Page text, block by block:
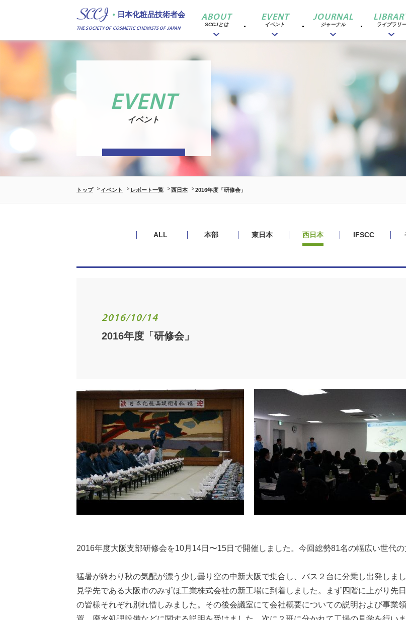
日本化粧品技術者会
THE SOCIETY OF COSMETIC CHEMISTS OF JAPAN
ABOUT
SCCJとは
EVENT
イベント
JOURNAL
ジャーナル ライブラリー
EVENT
イベント
トップ イベント レポート一覧 西日本 2016年度「研修会」
ALL 本部 東日本 西日本 IFSCC
2016/10/14
2016年度「研修会」
2016年度大阪支部研修会を10月14日〜15日で開催しました。今回総勢81名の幅広い世代の
猛暑が終わり秋の気配が漂う少し曇り空の中新大阪で集合し、バス２台に分乗し出発しま
見学先である大阪市のみずほ工業株式会社の新工場に到着しました。まず四階に上がり先
の皆様それぞれ別れ惜しみました。その後会議室にて会社概要についての説明および事業